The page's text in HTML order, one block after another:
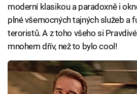
moderní klasikou a paradoxně i
plné všemocných tajných služeb a
teroristů. A z toho všeho si
mnohem dřív, než to bylo cool!